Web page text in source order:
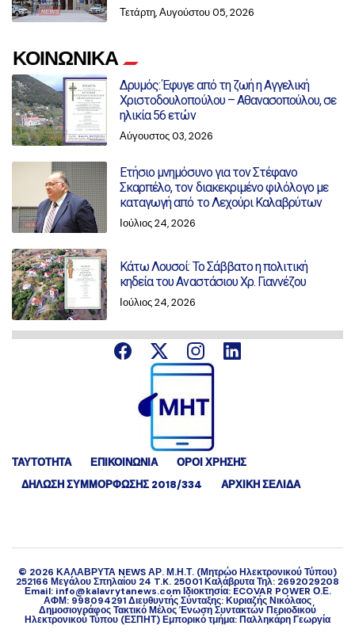
Τετάρτη, Αυγούστου 05, 2026
ΚΟΙΝΩΝΙΚΑ
Δρυμός: Έφυγε από τη ζωή η Αγγελική
Χριστοδουλοπούλου – Αθανασοπούλου, σε
ηλικία 56 ετών
Αύγουστος 03, 2026
Ετήσιο μνημόσυνο για τον Στέφανο
Σκαρπέλο, τον διακεκριμένο φιλόλογο με
καταγωγή από το Λεχούρι Καλαβρύτων
Ιούλιος 24, 2026
Κάτω Λουσοί: Το Σάββατο η πολιτική
κηδεία του Αναστάσιου Χρ. Γιαννέζου
Ιούλιος 24, 2026
ΤΑΥΤΟΤΗΤΑ ΕΠΙΚΟΙΝΩΝΙΑ
ΟΡΟΙ ΧΡΗΣΗΣ
ΔΉΛΩΣΗ ΣΥΜΜΌΡΦΩΣΗΣ 2018/334
ΑΡΧΙΚΗ ΣΕΛΙΔΑ
© 2026 ΚΑΛΑΒΡΥΤΑ NEWS ΑΡ. Μ.Η.Τ. (Μητρώο Ηλεκτρονικού Τύπου)
252166 Μεγάλου Σπηλαίου 24 T.K. 25001 Καλάβρυτα Τηλ: 2692029208
Εmail: info@kalavrytanews.com Ιδιοκτησία: ECOVAR POWER Ο.Ε.
ΑΦΜ: 998094291 Διευθυντής Σύνταξης: Κυριαζής Νικόλαος
Δημοσιογράφος Τακτικό Μέλος Ένωση Συντακτών Περιοδικού
Ηλεκτρονικού Τύπου (ΕΣΠΗΤ) Εμπορικό τμήμα: Παλληκάρη Γεωργία